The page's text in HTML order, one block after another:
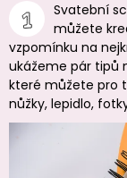
Svatební
můžete
vzpomínku na
ukážeme pár tipů
které můžete pro
nůžky, lepidlo,